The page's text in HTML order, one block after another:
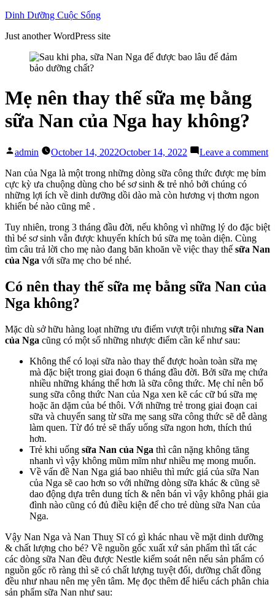
Skip
content
Dinh Dưỡng Cuộc Sống
Just another WordPress site
Mẹ nên thay thế sữa mẹ bằng
sữa Nan của Nga hay không?
Posted
admin October 14, 2022October 14, 2022 Leave a comment
Nan của Nga là một trong những dòng sữa công thức được mẹ bỉm
cực kỳ ưa chuộng dùng cho bé sơ sinh & trẻ nhỏ bởi chúng có
những lợi ích về dinh dưỡng dồi dào mà còn hương vị thơm ngon
khiến bé nào cũng mê .
Tuy nhiên, trong 3 tháng đầu đời, nếu không vì những lý do đặc biệt
thì bé sơ sinh vẫn được khuyến khích bú sữa mẹ toàn diện. Cùng
tìm câu trả lời cho mẹ nào đang băn khoăn về việc thay thế sữa Nan
của Nga với sữa mẹ cho bé nhé.
Có nên thay thế sữa mẹ bằng sữa Nan của
Nga không?
Mặc dù sở hữu hàng loạt những ưu điểm vượt trội nhưng sữa Nan
của Nga cũng có một số những nhược điểm cần kể như sau:
Không thể có loại sữa nào thay thế được hoàn toàn sữa mẹ
mà đặc biệt trong giai đoạn 6 tháng đầu đời. Bởi sữa mẹ chứa
nhiều những kháng thể hơn là sữa công thức. Mẹ chỉ nên bổ
sung sữa công thức Nan của Nga xen kẽ các cữ bú sữa mẹ
hoặc ăn dặm của bé thôi. Với những trẻ trong giai đoạn cai
sữa và chuyển sang từ sữa mẹ sang sữa công thức sẽ dễ dàng
làm quen. Từ đó trẻ sẽ thấy uống sữa ngon hơn, thích thú
hơn.
Trẻ khi uống sữa Nan của Nga thì cân nặng không tăng
nhanh vì vậy không mũm mĩm như nhiều mẹ mong muốn.
Về vấn đề Nan Nga giá bao nhiêu thì mức giá của sữa Nan
của Nga sẽ cao hơn so với những dòng sữa khác & cũng sẽ
dao động dựa trên dung tích & nên bán vì vậy không phải gia
đình nào cũng có đủ điều kiện để cho trẻ dùng sữa Nan của
Nga.
Vậy Nan Nga và Nan Thuỵ Sĩ có gì khác nhau về mặt dinh dưỡng
& chất lượng cho bé? Về nguồn gốc xuất xứ sản phẩm thì tất các
các dòng sữa Nan đều được Nestle kiểm soát nên nếu sản phẩm có
nguồn gốc rõ ràng thì sẽ có chất lượng tuyệt đối, dưỡng chất đồng
đều như nhau nên mẹ yên tâm. Mẹ đọc thêm để hiểu cách phân chia
sản phẩm sữa Nan như sau: